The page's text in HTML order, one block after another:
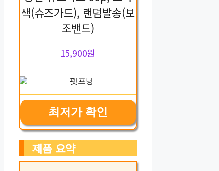
색(슈즈가드), 랜덤발송(보
조밴드)
15,900원
최저가 확인
제품 요약